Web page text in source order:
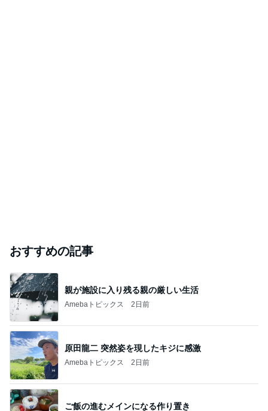
おすすめの記事
親が施設に入り残る親の厳しい生活
Amebaトピックス 2日前
原田龍二 突然姿を現したキジに感激
Amebaトピックス 2日前
ご飯の進むメインになる作り置き